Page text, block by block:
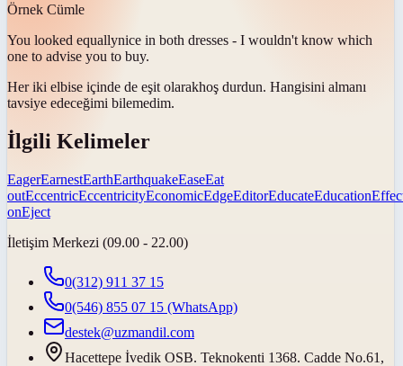
Örnek Cümle
You looked equallynice in both dresses - I wouldn't know which
one to advise you to buy.
Her iki elbise içinde de eşit olarakhoş durdun. Hangisini almanı
tavsiye edeceğimi bilemedim.
İlgili Kelimeler
EagerEarnestEarthEarthquakeEaseEat
outEccentricEccentricityEconomicEdgeEditorEducateEducation
onEject
İletişim Merkezi (09.00 - 22.00)
0(312) 911 37 15
0(546) 855 07 15 (WhatsApp)
destek@uzmandil.com
Hacettepe İvedik OSB. Teknokenti 1368. Cadde No.61,